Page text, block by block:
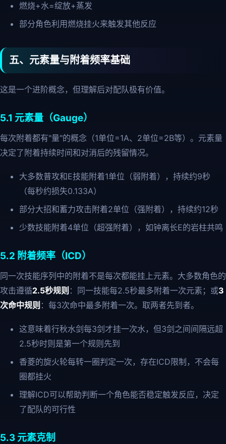
燃烧+水=绽放+蒸发
部分角色利用燃烧挂火来触发其他反应
五、元素量与附着频率基础
这是一个进阶概念，但理解后对配队极有价值。
5.1 元素量（Gauge）
每次附着都有"量"的概念（1单位=1A、2单位=2B等）。元素量
决定了附着持续时间和对消后的残留情况。
大多数普攻和E技能附着1单位（弱附着），持续约9秒
（每秒约损失0.133A）
部分大招和蓄力攻击附着2单位（强附着），持续约12秒
少数技能附着4单位（超强附着），如钟离长E的岩柱共鸣
5.2 附着频率（ICD）
同一次技能序列中的附着不是每次都能挂上元素。大多数角色的
攻击遵循2.5秒规则 ：同一技能每2.5秒最多附着一次元素；或3
次命中规则 ：每3次命中最多附着一次。取两者先到者。
这意味着行秋水剑每3剑才挂一次水，但3剑之间间隔远超
2.5秒时则是第一个规则先到
香菱的旋火轮每转一圈判定一次，存在ICD限制，不会每
圈都挂火
理解ICD可以帮助判断一个角色能否稳定触发反应，决定
了配队的可行性
5.3 元素克制